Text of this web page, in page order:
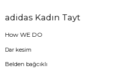
adidas Kadın Tayt
How WE DO
Dar kesim
Belden bağcıklı